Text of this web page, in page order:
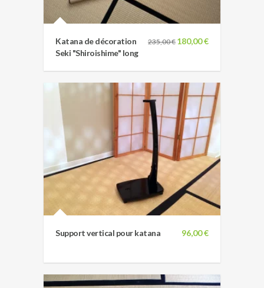
235,00 € 180,00 €
Katana de décoration
Seki "Shiroishime" long
96,00 €
Support vertical pour katana